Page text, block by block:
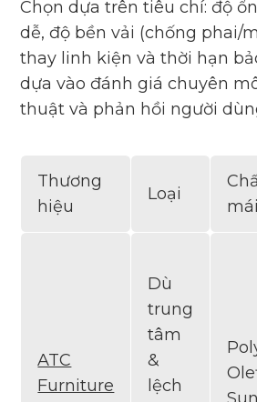
Chọn dựa trên tiêu chí: độ
dễ, độ bền vải (chống phai/
thay linh kiện và thời hạn
dựa vào đánh giá chuyên
thuật và phản hồi người
Thương
hiệu
Loại
mái
ATC
Furniture
Dù
trung
tâm
&
lệch